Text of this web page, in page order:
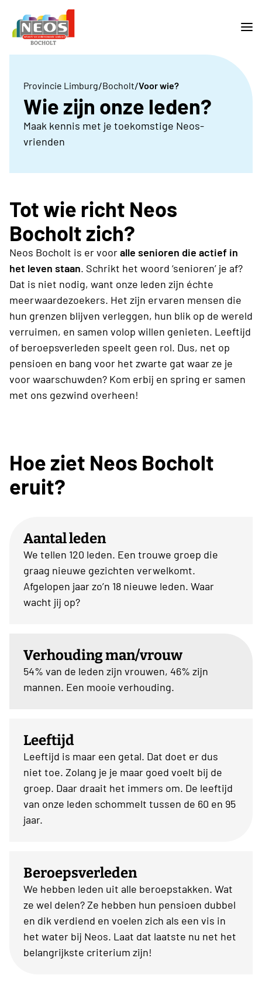
Provincie Limburg/Bocholt/Voor wie?
Wie zijn onze leden?
Maak kennis met je toekomstige Neos-
vrienden
Tot wie richt Neos
Bocholt zich?
Neos Bocholt is er vooralle senioren die actief in
het leven staan. Schrikt het woord ‘senioren’ je af?
Dat is niet nodig, want onze leden zijn échte
meerwaardezoekers. Het zijn ervaren mensen die
hun grenzen blijven verleggen, hun blik op de wereld
verruimen, en samen volop willen genieten. Leeftijd
of beroepsverleden speelt geen rol. Dus, net op
pensioen en bang voor het zwarte gat waar ze je
voor waarschuwden? Kom erbij en spring er samen
met ons gezwind overheen!
Hoe ziet Neos Bocholt
eruit?
Aantal leden
We tellen 120 leden. Een trouwe groep die
graag nieuwe gezichten verwelkomt.
Afgelopen jaar zo’n 18 nieuwe leden. Waar
wacht jij op?
Verhouding man/vrouw
54% van de leden zijn vrouwen, 46% zijn
mannen. Een mooie verhouding.
Leeftijd
Leeftijd is maar een getal. Dat doet er dus
niet toe. Zolang je je maar goed voelt bij de
groep. Daar draait het immers om. De leeftijd
van onze leden schommelt tussen de 60 en 95
jaar.
Beroepsverleden
We hebben leden uit alle beroepstakken. Wat
ze wel delen? Ze hebben hun pensioen dubbel
en dik verdiend en voelen zich als een vis in
het water bij Neos. Laat dat laatste nu net het
belangrijkste criterium zijn!